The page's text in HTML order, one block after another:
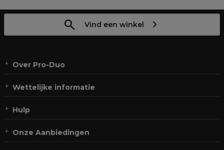
Vind een winkel
Over Pro-Duo
Wettelijke informatie
Hulp
Onze Aanbiedingen